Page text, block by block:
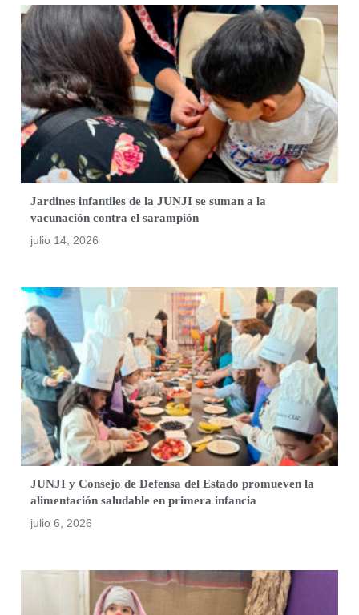
Jardines infantiles de la JUNJI se suman a la
vacunación contra el sarampión
julio 14, 2026
JUNJI y Consejo de Defensa del Estado promueven la
alimentación saludable en primera infancia
julio 6, 2026